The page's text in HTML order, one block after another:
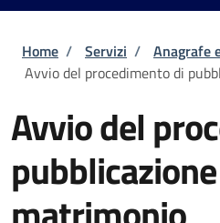
Briciole di pane
Home / Servizi / Anagrafe
Avvio del procedimento di
Avvio del